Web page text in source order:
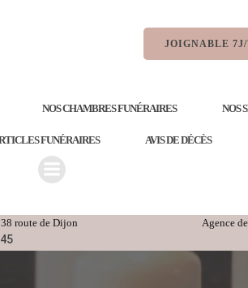
JOIGNABLE 7J/
NOS CHAMBRES FUNÉRAIRES NOS
FUNÉRAIRES AVIS DE DÉCÈS
route de Dijon Agence de